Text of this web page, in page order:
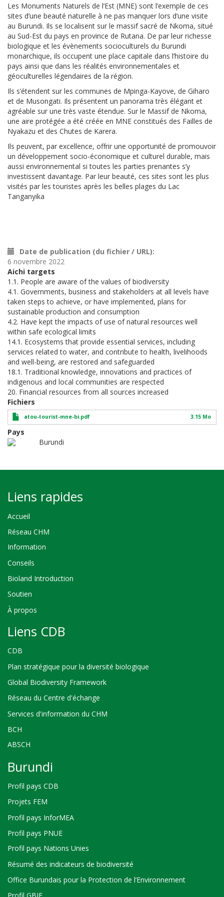
Les Monuments Naturels de l’Est (MNE) sont l’exemple de ces
sites d’une beauté naturelle à ne pas manquer lors d’une visite
au Burundi. Ils se localisent sur le massif sacré de Nkoma, situé
au Sud-Est du pays en province de Rutana. De par leur richesse
biologique et les évènements socioculturels du Burundi
monarchique, ils occupent une place capitale dans l’histoire du
pays ainsi que dans les réalités environnementales et
géoculturelles légendaires de la région.
Ils s’étendent sur les communes de Mpinga-Kayove, de Giharo
et de Musongati. Ils présentent un panorama très élégant et
agréable sur une très vaste étendue. Sur le Massif de Nkoma,
une aire protégée a été créée en MNE constitués des Failles de
Nyakazu et des Chutes de Karera.
Ils peuvent, par excellence, offrir une opportunité de promouvoir
un développement socio-économique et culturel durable, mais
aussi environnemental si toutes les parties prenantes s’y
investissent davantage. Par leur beauté, ces sites sont les plus
visités par les touristes après les belles plages du Lac
Tanganyika
Date de publication (du fichier / URL)
6 novembre 2022
Aichi targets
1.1. People are aware of the values of biodiversity
4.1. Governments, business and stakeholders at all levels have
taken steps to achieve, or have implemented, plans for
sustainable production and consumption
4.2. Have kept the impacts of use of natural resources well
within safe ecological limits
14.1. Ecosystems that provide essential services, including
services related to water, and contribute to health, livelihoods
and well-being, are restored and safeguarded
18.1. Traditional knowledge, innovations and practices of
indigenous and local communities are respected
20. Financial resources from all sources increased
Fichiers
atou-tourist-mne-bi.pdf 3.15 Mo
Pays
Burundi
Liens rapides
Accueil
Réseau CHM
Information
Conseils
Bioland Introduction
Soutien
À propos
Liens CDB
CDB
Plan stratégique pour la diversité biologique
Global Biodiversity Framework
Réseau du Centre d'échange
Services d'information du CHM
BCH
ABSCH
Burundi
Profil pays CDB
Projets FEM
Profil pays InforMEA
Profil pays PNUE
Profil pays Nations Unies
Résumé des indicateurs de biodiversité
Office Burundais pour la Protection de l’Environnement